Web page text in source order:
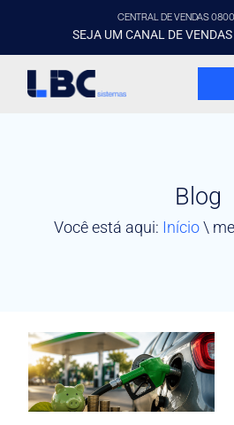
CENTRAL DE VENDAS
SEJA UM CANAL DE VENDAS
Blog
Você está aqui: Início\